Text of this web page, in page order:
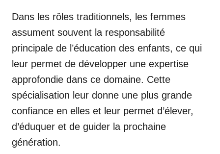
Dans les rôles traditionnels, les femmes
assument souvent la responsabilité
principale de l’éducation des enfants, ce qui
leur permet de développer une expertise
approfondie dans ce domaine. Cette
spécialisation leur donne une plus grande
confiance en elles et leur permet d’élever,
d’éduquer et de guider la prochaine
génération.